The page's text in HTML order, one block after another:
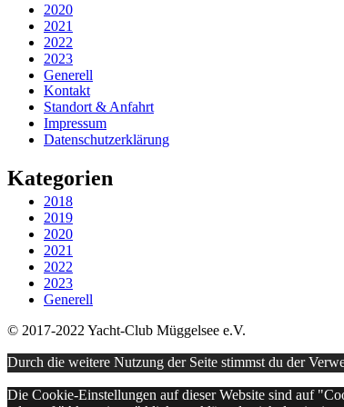
2020
2021
2022
2023
Generell
Kontakt
Standort & Anfahrt
Impressum
Datenschutzerklärung
Kategorien
2018
2019
2020
2021
2022
2023
Generell
© 2017-2022 Yacht-Club Müggelsee e.V.
Durch die weitere Nutzung der Seite stimmst du der
Die Cookie-Einstellungen auf dieser Website sind auf